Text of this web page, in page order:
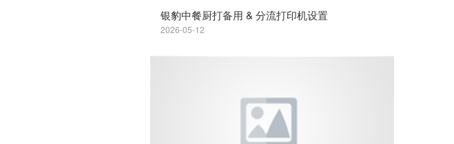
银豹中餐厨打备用 & 分流打印机设置
2026-05-12